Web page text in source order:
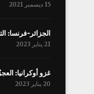
15 ديسمبر 2021
الجزائر-فرنسا:
21 يناير 2023
غزو أوكرانيا:
20 يناير 2023